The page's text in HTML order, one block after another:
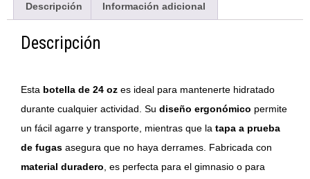
Descripción Información adicional
Descripción
Esta botella de 24 oz es ideal para mantenerte hidratado
durante cualquier actividad. Su diseño ergonómico permite
un fácil agarre y transporte, mientras que la tapa a prueba
de fugas asegura que no haya derrames. Fabricada con
material duradero , es perfecta para el gimnasio o para